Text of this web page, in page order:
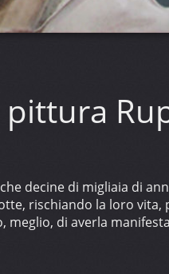
decine di migliaia di
rischiando la loro vita,
di averla